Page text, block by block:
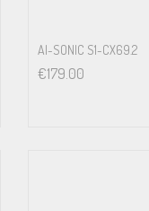
AI-SONIC S1-CX69.2
€179.00